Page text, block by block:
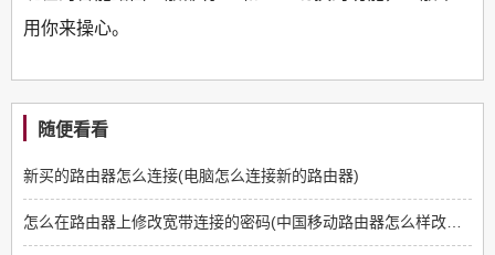
用你来操心。
随便看看
新买的路由器怎么连接(电脑怎么连接新的路由器)